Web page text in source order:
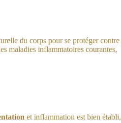
du corps pour se protéger contre
maladies inflammatoires courantes,
et inflammation est bien établi,